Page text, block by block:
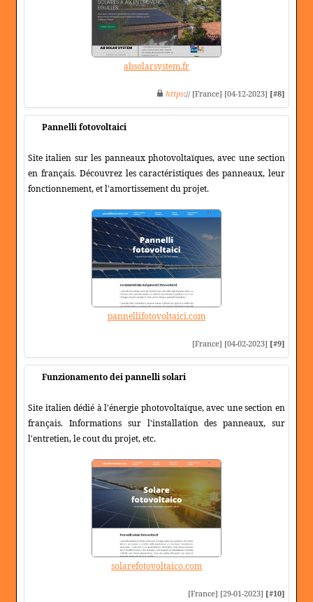
absolarsystem.fr
https:// [France] [04-12-2023] [#8]
Pannelli fotovoltaici
Site italien sur les panneaux photovoltaïques, avec une section
en français. Découvrez les caractéristiques des panneaux, leur
fonctionnement, et l'amortissement du projet.
pannellifotovoltaici.com
[France] [04-02-2023] [#9]
Funzionamento dei pannelli solari
Site italien dédié à l'énergie photovoltaïque, avec une section en
français. Informations sur l'installation des panneaux, sur
l'entretien, le cout du projet, etc.
solarefotovoltaico.com
[France] [29-01-2023] [#10]